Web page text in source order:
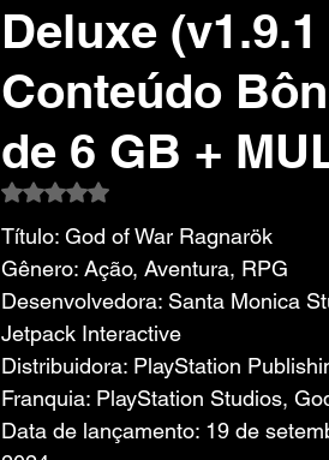
Deluxe
Conteúdo
de 6 GB +
Avaliado com NaN de 5 estrelas.
Título: God of War Ragnarök
Gênero: Ação, Aventura, RPG
Desenvolvedora: Santa Monica
Jetpack Interactive
Distribuidora: PlayStation
Franquia: PlayStation Studios,
Data de lançamento: 19 de